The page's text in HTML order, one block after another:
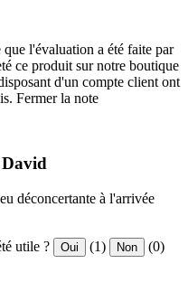
l'évaluation a été faite par
ce produit sur notre boutique
d'un compte client ont
Fermer la note
déconcertante à l'arrivée
utile ? Oui (1) Non (0)